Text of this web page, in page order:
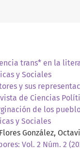
trans* en la
y Sociales
y sus
de Ciencias
de los
y Sociales
González,
Vol. 2 Núm. 2